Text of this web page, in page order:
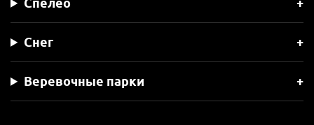
Снег
Веревочные парки